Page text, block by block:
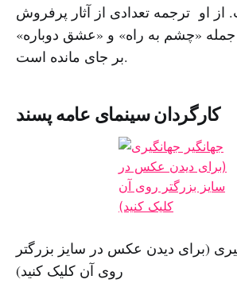
او ترجمه تعدادی از آثار پرفروش
جمله «چشم به راه» و «عشق دوباره»
بر جای مانده است.
کارگردان سینمای عامه پسند
(برای دیدن عکس در سایز بزرگتر
روی آن کلیک کنید)